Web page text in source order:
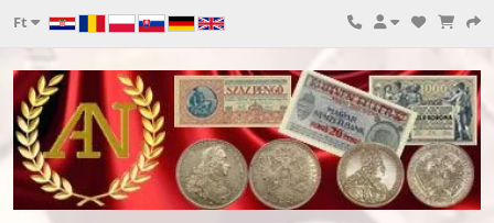
Ft